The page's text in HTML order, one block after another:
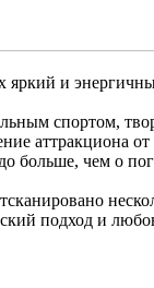
яркий и
спортом,
аттракциона
больше, чем о
подход и